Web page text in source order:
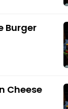
Burger
Cheese